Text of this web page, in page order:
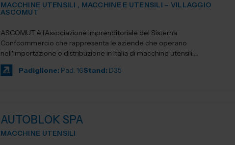
MACCHINE UTENSILI , MACCHINE E UTENSILI – VILLAGGIO
ASCOMUT
ASCOMUT è l’Associazione imprenditoriale del Sistema
Confcommercio che rappresenta le aziende che operano
nell'importazione o distribuzione in Italia di macchine utensili,
utensileri...
Padiglione: Pad. 16Stand: D35
AUTOBLOK SPA
MACCHINE UTENSILI